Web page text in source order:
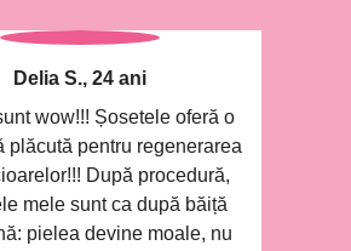
Delia S., 24 ani
wow!!! Șosetele oferă o
plăcută pentru regenerarea
După procedură,
mele sunt ca după băiță
pielea devine moale, nu